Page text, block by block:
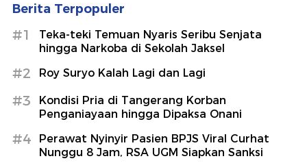
Berita Terpopuler
#1
Teka-teki Temuan Nyaris Seribu Senjata
hingga Narkoba di Sekolah Jaksel
#2 Roy Suryo Kalah Lagi dan Lagi
#3
Kondisi Pria di Tangerang Korban
Penganiayaan hingga Dipaksa Onani
#4
Perawat Nyinyir Pasien BPJS Viral Curhat
Nunggu 8 Jam, RSA UGM Siapkan Sanksi